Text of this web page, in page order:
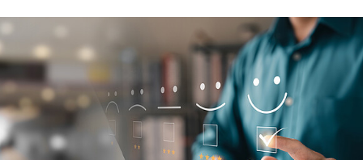
Unternehmen eine hohe Attraktivität hat oder nicht?
Zehn der relevantesten Kriterien erfahren Sie hier.